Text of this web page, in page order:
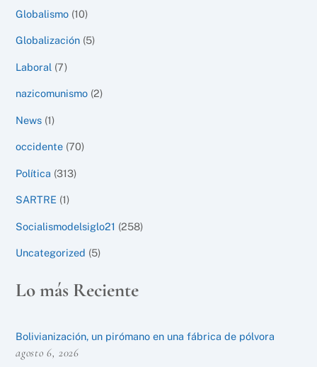
Globalismo (10)
Globalización (5)
Laboral (7)
nazicomunismo (2)
News (1)
occidente (70)
Política (313)
SARTRE (1)
Socialismodelsiglo21 (258)
Uncategorized (5)
Lo más Reciente
Bolivianización, un pirómano en una fábrica de pólvora
agosto 6, 2026